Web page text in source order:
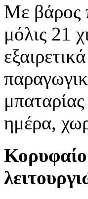
Με βάρος
μόλις 21
ημέρα,